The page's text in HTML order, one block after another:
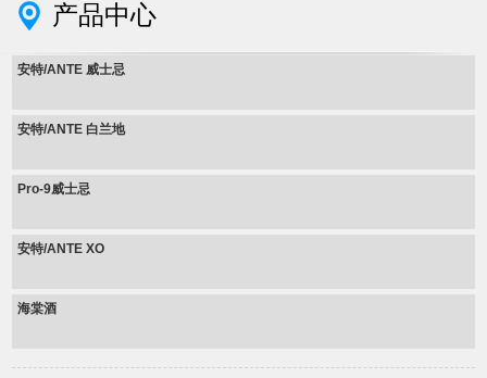
产品中心
安特/ANTE 威士忌
安特/ANTE 白兰地
Pro-9威士忌
安特/ANTE XO
海棠酒